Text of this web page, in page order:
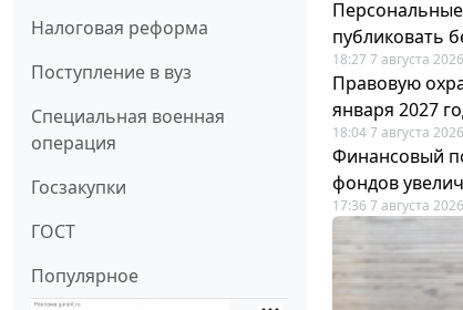
Налоговая реформа
Поступление в вуз
Специальная военная
операция
Госзакупки
ГОСТ
Популярное
публиковать
18:27 7 августа 2026
Правовую
января 2027
18:04 7 августа 2026
Финансовый
фондов
17:36 7 августа 2026